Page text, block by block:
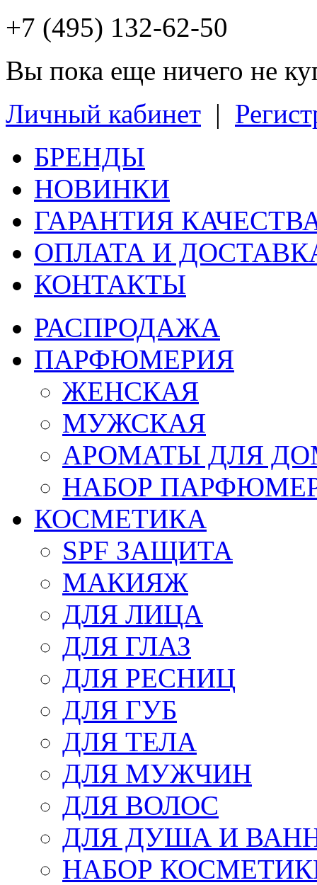
+7 (495) 132-62-50
Вы пока еще ничего не
Личный кабинет |
БРЕНДЫ
НОВИНКИ
ГАРАНТИЯ
ОПЛАТА И
КОНТАКТЫ
РАСПРОДАЖА
ПАРФЮМЕРИЯ
ЖЕНСКАЯ
МУЖСКАЯ
АРОМАТЫ ДЛЯ
НАБОР
КОСМЕТИКА
SPF ЗАЩИТА
МАКИЯЖ
ДЛЯ ЛИЦА
ДЛЯ ГЛАЗ
ДЛЯ РЕСНИЦ
ДЛЯ ГУБ
ДЛЯ ТЕЛА
ДЛЯ МУЖЧИН
ДЛЯ ВОЛОС
ДЛЯ ДУША И
НАБОР